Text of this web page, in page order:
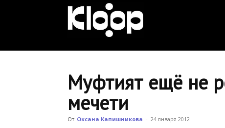
Муфтият ещё не
мечети
От Оксана Капишникова - 24 января 2012